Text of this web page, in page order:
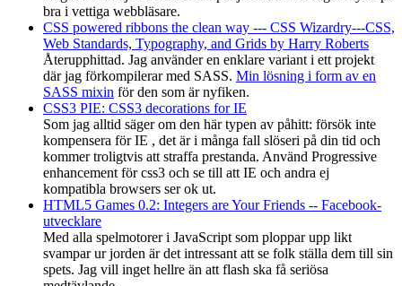
bra i vettiga webbläsare.
CSS powered ribbons the clean way --- CSS Wizardry---CSS,
Web Standards, Typography, and Grids by Harry Roberts
Återupphittad. Jag använder en enklare variant i ett projekt
där jag förkompilerar med SASS. Min lösning i form av en
SASS mixin för den som är nyfiken.
CSS3 PIE: CSS3 decorations for IE
Som jag alltid säger om den här typen av påhitt: försök inte
kompensera för IE , det är i många fall slöseri på din tid och
kommer troligtvis att straffa prestanda. Använd Progressive
enhancement för css3 och se till att IE och andra ej
kompatibla browsers ser ok ut.
HTML5 Games 0.2: Integers are Your Friends -- Facebook-
utvecklare
Med alla spelmotorer i JavaScript som ploppar upp likt
svampar ur jorden är det intressant att se folk ställa dem till sin
spets. Jag vill inget hellre än att flash ska få seriösa